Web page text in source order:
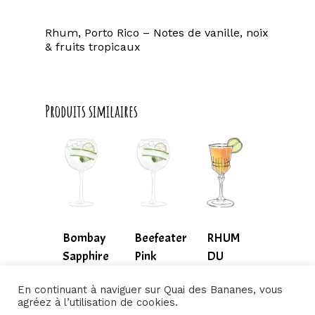
Rhum, Porto Rico – Notes de vanille, noix
& fruits tropicaux
Produits similaires
Bombay
Sapphire
Beefeater
Pink
RHUM
DU
9,00€
9,00
En continuant à naviguer sur Quai des Bananes, vous
agréez à l’utilisation de cookies.